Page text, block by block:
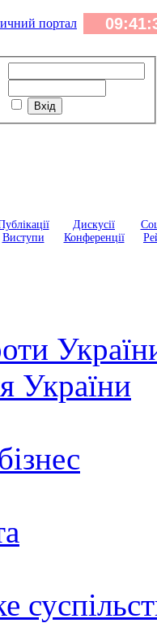
Виступи
Дискусії
Конференції
України